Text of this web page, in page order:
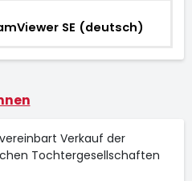
SE (deutsch)
vereinbart Verkauf der
Tochtergesellschaften